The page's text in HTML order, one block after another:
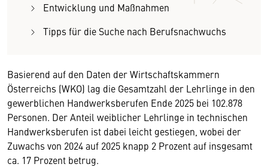
Entwicklung und Maßnahmen
Tipps für die Suche nach Berufsnachwuchs
Basierend auf den Daten der Wirtschaftskammern
Österreichs (WKO) lag die Gesamtzahl der Lehrlinge in den
gewerblichen Handwerksberufen Ende 2025 bei 102.878
Personen. Der Anteil weiblicher Lehrlinge in technischen
Handwerksberufen ist dabei leicht gestiegen, wobei der
Zuwachs von 2024 auf 2025 knapp 2 Prozent auf insgesamt
ca. 17 Prozent betrug.